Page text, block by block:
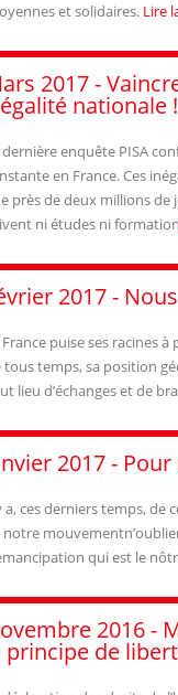
et solidaires. Lire
2017 -
nationale !
dernière enquête PISA
en France. Ces
près de deux millions de
ni études ni
2017 -
France puise ses racines
tous temps, sa position
lieu d’échanges et de
2017 -
a, ces derniers temps, de
notre
qui est le
2016 -
principe de